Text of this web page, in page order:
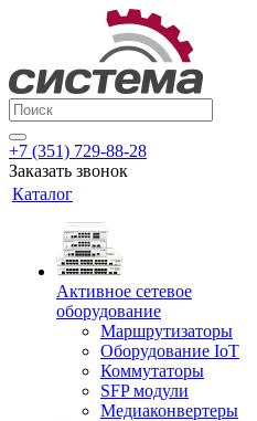
+7 (351) 729-88-28
Заказать звонок
Каталог
Активное сетевое
оборудование
Маршрутизаторы
Оборудование IoT
Коммутаторы
SFP модули
Медиаконвертеры